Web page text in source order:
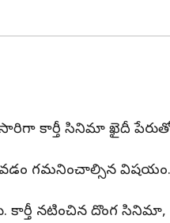
కార్తీ సినిమా ఖైదీ
గమనించాల్సిన విషయం.
కార్తీ నటించిన దొంగ